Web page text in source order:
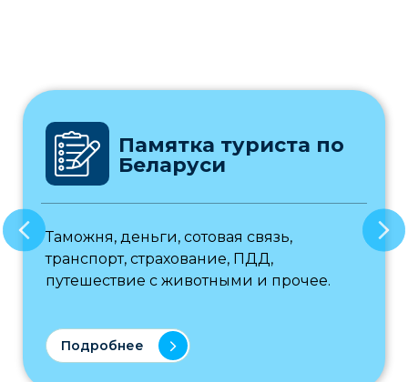
Памятка туриста по
Беларуси
Таможня, деньги, сотовая связь,
транспорт, страхование, ПДД,
путешествие с животными и прочее.
Подробнее